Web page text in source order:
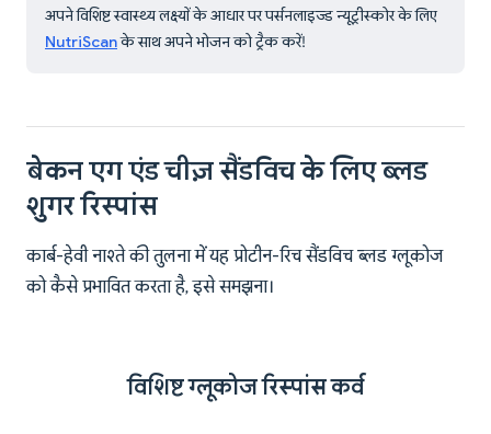
अपने विशिष्ट स्वास्थ्य लक्ष्यों के आधार पर पर्सनलाइज्ड न्यूट्रीस्कोर के लिए
NutriScanके साथ अपने भोजन को ट्रैक करें!
बेकन एग एंड चीज़ सैंडविच के लिए ब्लड
शुगर रिस्पांस
कार्ब-हेवी नाश्ते की तुलना में यह प्रोटीन-रिच सैंडविच ब्लड ग्लूकोज
को कैसे प्रभावित करता है, इसे समझना।
विशिष्ट ग्लूकोज रिस्पांस कर्व